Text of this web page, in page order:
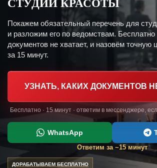
Покажем обязательный перечень для
и разложим его по ведомствам. Бесплатно
документов не хватает, и назовём точную
за 15 минут.
УЗНАТЬ, КАКИХ ДОКУМЕНТОВ
Бесплатно · 15 минут · ответим в мессенджере,
WhatsApp
Ответим за ~15 минут
ДОРАБАТЫВАЕМ БЕСПЛАТНО